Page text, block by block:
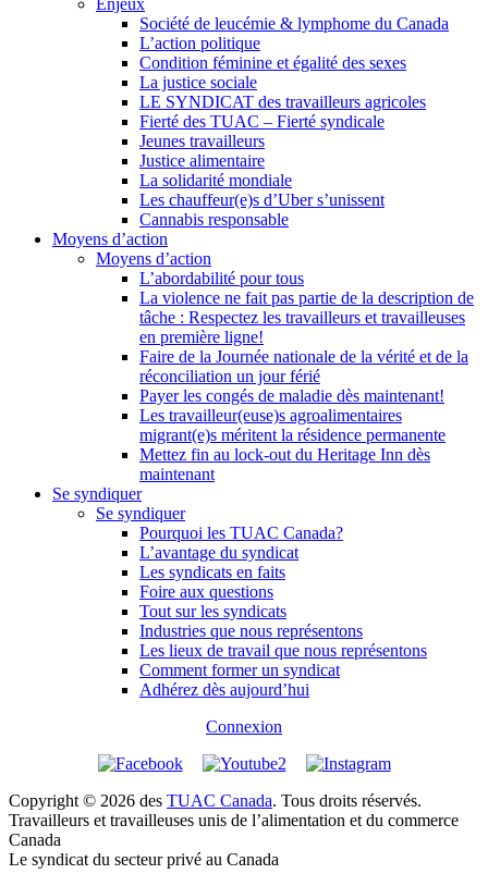
Société de leucémie & lymphome du Canada
L’action politique
Condition féminine et égalité des sexes
La justice sociale
LE SYNDICAT des travailleurs agricoles
Fierté des TUAC – Fierté syndicale
Jeunes travailleurs
Justice alimentaire
La solidarité mondiale
Les chauffeur(e)s d’Uber s’unissent
Cannabis responsable
Moyens d’action
Moyens d’action
L’abordabilité pour tous
La violence ne fait pas partie de la description de
tâche : Respectez les travailleurs et travailleuses
en première ligne!
Faire de la Journée nationale de la vérité et de la
réconciliation un jour férié
Payer les congés de maladie dès maintenant!
Les travailleur(euse)s agroalimentaires
migrant(e)s méritent la résidence permanente
Mettez fin au lock-out du Heritage Inn dès
maintenant
Se syndiquer
Se syndiquer
Pourquoi les TUAC Canada?
L’avantage du syndicat
Les syndicats en faits
Foire aux questions
Tout sur les syndicats
Industries que nous représentons
Les lieux de travail que nous représentons
Comment former un syndicat
Adhérez dès aujourd’hui
Connexion
Copyright © 2026 des TUAC Canada. Tous droits réservés.
Travailleurs et travailleuses unis de l’alimentation et du commerce
Canada
Le syndicat du secteur privé au Canada